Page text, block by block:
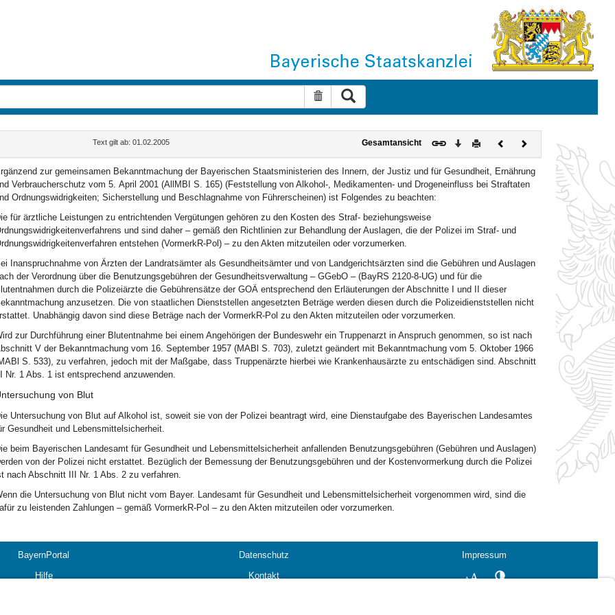
Suche zurücksetzen
Text gilt ab: 01.02.2005 Gesamtansicht Download
DruckenVorherigesNächstes
Dokument
zur gemeinsamen Bekanntmachung der Bayerischen Staatsministerien des Innern, der Justiz und für Gesundheit, Ernährung
Verbraucherschutz vom 5. April 2001 (AllMBI S. 165) (Feststellung von Alkohol-, Medikamenten- und Drogeneinfluss bei Straftaten
Ordnungswidrigkeiten; Sicherstellung und Beschlagnahme von Führerscheinen) ist Folgendes zu beachten:
für ärztliche Leistungen zu entrichtenden Vergütungen gehören zu den Kosten des Straf- beziehungsweise
und sind daher – gemäß den Richtlinien zur Behandlung der Auslagen, die der Polizei im Straf- und
entstehen (VormerkR-Pol) – zu den Akten mitzuteilen oder vorzumerken.
Inanspruchnahme von Ärzten der Landratsämter als Gesundheitsämter und von Landgerichtsärzten sind die Gebühren und Auslagen
der Verordnung über die Benutzungsgebühren der Gesundheitsverwaltung – GGebO – (BayRS 2120-8-UG) und für die
durch die Polizeiärzte die Gebührensätze der GOÄ entsprechend den Erläuterungen der Abschnitte I und II dieser
anzusetzen. Die von staatlichen Dienststellen angesetzten Beträge werden diesen durch die Polizeidienststellen nicht
Unabhängig davon sind diese Beträge nach der VormerkR-Pol zu den Akten mitzuteilen oder vorzumerken.
zur Durchführung einer Blutentnahme bei einem Angehörigen der Bundeswehr ein Truppenarzt in Anspruch genommen, so ist nach
V der Bekanntmachung vom 16. September 1957 (MABl S. 703), zuletzt geändert mit Bekanntmachung vom 5. Oktober 1966
S. 533), zu verfahren, jedoch mit der Maßgabe, dass Truppenärzte hierbei wie Krankenhausärzte zu entschädigen sind. Abschnitt
III Nr. 1 Abs. 1 ist entsprechend anzuwenden.
von Blut
Untersuchung von Blut auf Alkohol ist, soweit sie von der Polizei beantragt wird, eine Dienstaufgabe des Bayerischen Landesamtes
Gesundheit und Lebensmittelsicherheit.
beim Bayerischen Landesamt für Gesundheit und Lebensmittelsicherheit anfallenden Benutzungsgebühren (Gebühren und Auslagen)
von der Polizei nicht erstattet. Bezüglich der Bemessung der Benutzungsgebühren und der Kostenvormerkung durch die Polizei
nach Abschnitt III Nr. 1 Abs. 2 zu verfahren.
die Untersuchung von Blut nicht vom Bayer. Landesamt für Gesundheit und Lebensmittelsicherheit vorgenommen wird, sind die
zu leistenden Zahlungen – gemäß VormerkR-Pol – zu den Akten mitzuteilen oder vorzumerken.
BayernPortal Datenschutz
Impressum
Hilfe Kontakt SchriftgrößeKontrastwechsel